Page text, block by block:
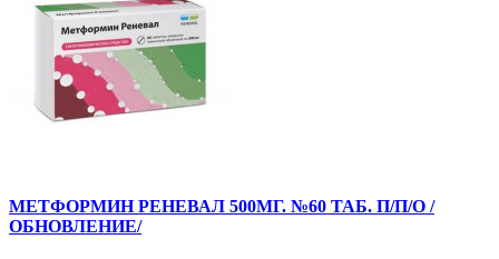
МЕТФОРМИН РЕНЕВАЛ 500МГ. №60 ТАБ. П/П/О /
ОБНОВЛЕНИЕ/